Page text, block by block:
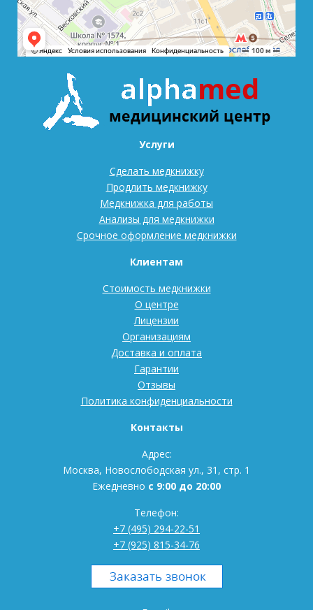
Услуги
Сделать медкнижку
Продлить медкнижку
Медкнижка для работы
Анализы для медкнижки
Срочное оформление медкнижки
Клиентам
Стоимость медкнижки
О центре
Лицензии
Организациям
Доставка и оплата
Гарантии
Отзывы
Политика конфиденциальности
Контакты
Адрес:
Москва, Новослободская ул., 31, стр. 1
Ежедневно с 9:00 до 20:00
Телефон:
+7 (495) 294-22-51
+7 (925) 815-34-76